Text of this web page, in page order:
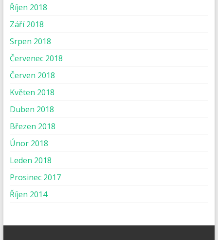
Říjen 2018
Září 2018
Srpen 2018
Červenec 2018
Červen 2018
Květen 2018
Duben 2018
Březen 2018
Únor 2018
Leden 2018
Prosinec 2017
Říjen 2014